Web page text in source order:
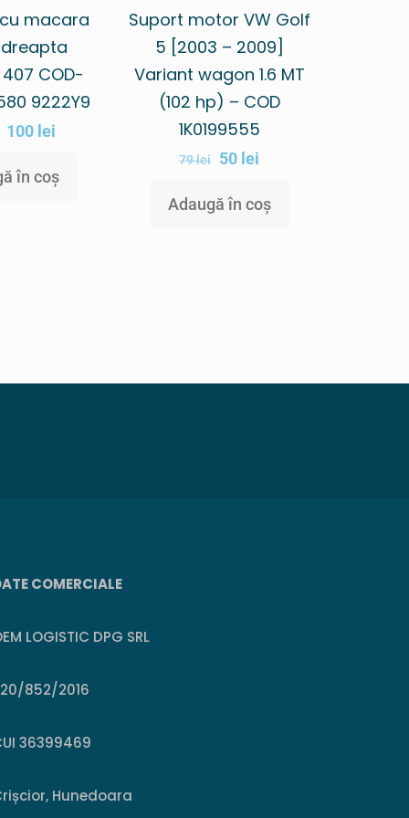
macara
COD-
9222Y9
100 lei
în coș
Suport motor VW Golf
5 [2003 – 2009]
Variant wagon 1.6 MT
(102 hp) – COD
1K0199555
79lei 50 lei
Adaugă în coș
COMERCIALE
LOGISTIC DPG SRL
852/2016
36399469
Hunedoara